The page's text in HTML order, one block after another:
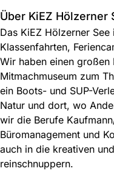
Über KiEZ Hölzerner
Das KiEZ Hölzerner
Klassenfahrten,
Wir haben einen
Mitmachmuseum zum
ein Boots- und SUP-
Natur und dort, wo
wir die Berufe
Büromanagement und
auch in die kreativen
reinschnuppern.